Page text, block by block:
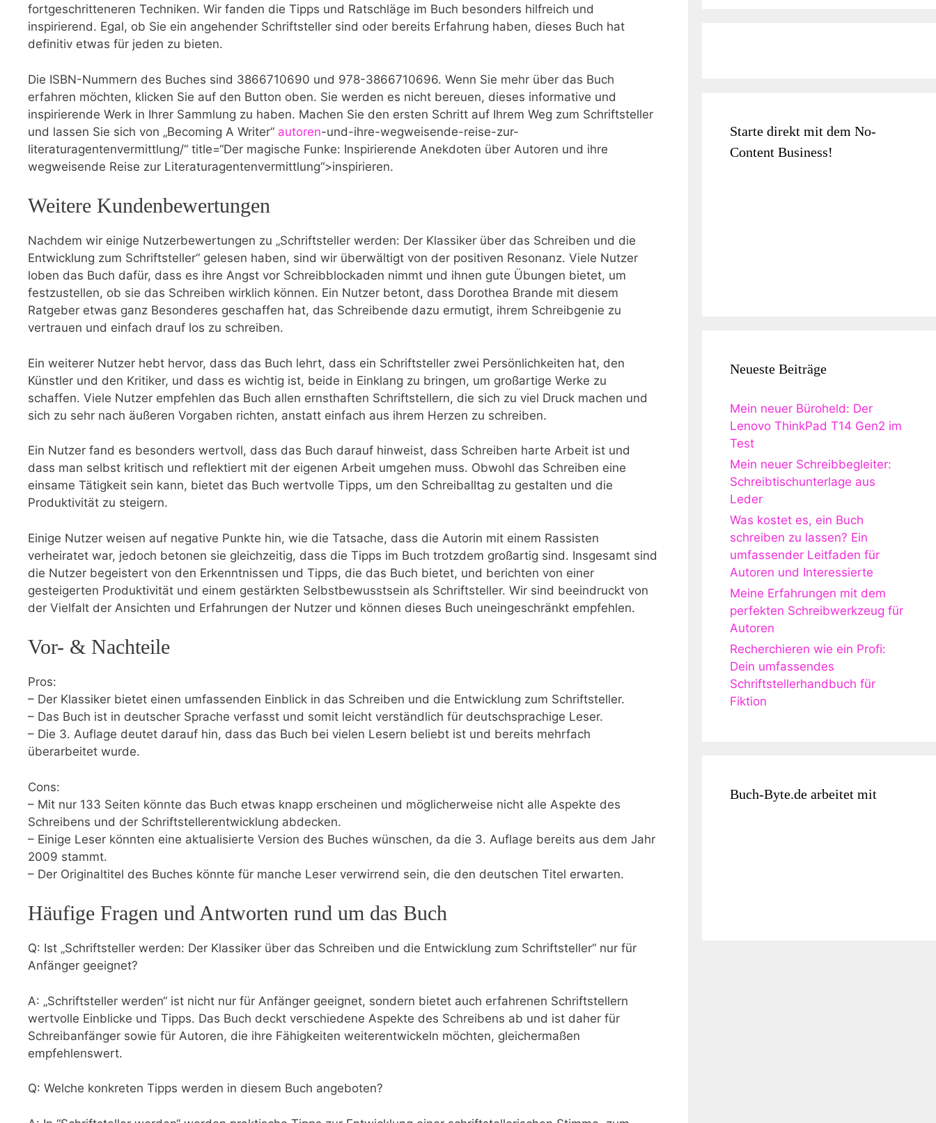
fortgeschritteneren Techniken.‍ Wir fanden⁢ die Tipps und Ratschläge im ⁣Buch​ besonders hilfreich und
inspirierend.⁣ Egal, ob Sie ein​ angehender Schriftsteller ⁢sind oder ‌bereits Erfahrung haben, dieses Buch hat
definitiv etwas für jeden zu bieten.
Die ISBN-Nummern des Buches ⁢sind 3866710690 und 978-3866710696. Wenn Sie mehr⁤ über das Buch
erfahren möchten, klicken Sie auf den Button⁤ oben.‌ Sie‍ werden es nicht bereuen,‍ dieses informative und
inspirierende Werk in Ihrer Sammlung⁤ zu⁣ haben. Machen Sie den ersten Schritt auf Ihrem ​Weg zum Schriftsteller
und lassen⁤ Sie sich von „Becoming A ⁤Writer“ autoren-und-ihre-wegweisende-reise-zur-
literaturagentenvermittlung/“ title=“Der magische Funke: Inspirierende Anekdoten über Autoren und ihre
wegweisende Reise zur Literaturagentenvermittlung“>inspirieren.
Weitere Kundenbewertungen
Nachdem wir einige Nutzerbewertungen zu „Schriftsteller werden: Der Klassiker über das Schreiben und die
Entwicklung ⁣zum Schriftsteller“ gelesen haben, sind wir ⁤überwältigt von ⁣der⁣ positiven ‍Resonanz. Viele‍ Nutzer
loben ‌das ⁤Buch dafür, dass es ihre Angst vor ⁣Schreibblockaden nimmt und ihnen gute ⁣Übungen bietet, um
festzustellen, ob sie das Schreiben wirklich‍ können. Ein Nutzer betont, dass ‍Dorothea Brande mit diesem
Ratgeber etwas​ ganz Besonderes⁤ geschaffen hat, das Schreibende dazu ermutigt,⁢ ihrem Schreibgenie zu
vertrauen und einfach drauf los zu schreiben.
Ein weiterer Nutzer ​hebt hervor, dass das Buch lehrt, dass ein Schriftsteller zwei Persönlichkeiten hat, den⁤
Künstler und den Kritiker, und ⁣dass es wichtig ist, ‌beide⁣ in Einklang zu ‌bringen, um großartige​ Werke zu
schaffen. Viele ⁢Nutzer empfehlen das Buch allen ernsthaften Schriftstellern, ‌die sich zu viel Druck machen und
sich zu sehr‍ nach‍ äußeren Vorgaben richten, anstatt einfach aus ihrem Herzen zu schreiben.
Ein Nutzer fand es ​besonders wertvoll, dass das Buch darauf hinweist, dass Schreiben harte Arbeit ist und
dass man⁣ selbst‍ kritisch und‌ reflektiert mit der eigenen Arbeit ​umgehen muss. Obwohl das Schreiben eine
einsame ​Tätigkeit sein kann, bietet⁢ das‍ Buch wertvolle Tipps, um den Schreiballtag zu gestalten und die
Produktivität zu steigern.
Einige ‍Nutzer weisen auf negative ​Punkte hin, wie‌ die Tatsache, dass die Autorin mit einem Rassisten
verheiratet war, jedoch betonen sie gleichzeitig, dass die Tipps ⁢im Buch trotzdem großartig sind. Insgesamt sind​
die Nutzer begeistert von den Erkenntnissen und Tipps, die⁢ das Buch bietet, und berichten von einer
gesteigerten Produktivität und einem gestärkten Selbstbewusstsein als Schriftsteller. Wir sind beeindruckt von‍
der Vielfalt der Ansichten ⁣und Erfahrungen der Nutzer und können dieses ⁣Buch uneingeschränkt empfehlen.
Vor-​ & Nachteile
Pros:
– Der Klassiker bietet ​einen umfassenden Einblick in ⁢das⁣ Schreiben und ‌die ⁣Entwicklung⁢ zum Schriftsteller.
– Das Buch ist in deutscher ⁣Sprache ⁢verfasst und ⁣somit leicht verständlich für deutschsprachige⁢ Leser.
– Die 3. Auflage ⁢deutet darauf hin, dass ​das Buch bei vielen Lesern beliebt‍ ist und bereits mehrfach‍
überarbeitet‍ wurde.
Cons:
– Mit nur 133 Seiten könnte das‍ Buch etwas ​knapp erscheinen ​und möglicherweise⁢ nicht alle⁤ Aspekte des
Schreibens​ und der Schriftstellerentwicklung abdecken.
– Einige Leser könnten eine⁢ aktualisierte Version des Buches wünschen, da die 3.​ Auflage‌ bereits aus dem Jahr
2009 stammt.
– Der Originaltitel ‌des Buches könnte für manche Leser verwirrend ​sein, die den ​deutschen Titel erwarten.
Häufige Fragen und ‌Antworten rund um‌ das Buch
Q: Ist „Schriftsteller werden: Der Klassiker über das Schreiben und die‍ Entwicklung zum Schriftsteller“ nur für⁣
Anfänger geeignet?
A: „Schriftsteller werden“ ist ⁢nicht nur für Anfänger geeignet,⁣ sondern bietet‌ auch erfahrenen Schriftstellern
‍wertvolle Einblicke und Tipps. Das Buch deckt verschiedene Aspekte des Schreibens ab und ist daher für
Schreibanfänger sowie für Autoren, die ihre Fähigkeiten weiterentwickeln möchten, gleichermaßen‌
empfehlenswert.
Q: Welche konkreten Tipps ​werden in diesem Buch angeboten?
Starte direkt mit dem No-
Content Business!
Neueste Beiträge
Mein neuer Büroheld: Der
Lenovo ThinkPad T14 Gen2 im
Test
Mein neuer Schreibbegleiter:
Schreibtischunterlage aus
Leder
Was kostet es, ein Buch
schreiben zu lassen? Ein
umfassender Leitfaden für
Autoren und Interessierte
Meine Erfahrungen mit dem
perfekten Schreibwerkzeug für
Autoren
Recherchieren wie ein Profi:
Dein umfassendes
Schriftstellerhandbuch für
Fiktion
Buch-Byte.de arbeitet mit